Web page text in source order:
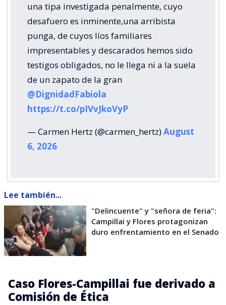
una tipa investigada penalmente, cuyo
desafuero es inminente,una arribista
punga, de cuyos líos familiares
impresentables y descarados hemos sido
testigos obligados, no le llega ni a la suela
de un zapato de la gran
@DignidadFabiola
https://t.co/pIVvJkoVyP
— Carmen Hertz (@carmen_hertz)August
6, 2026
Lee también...
"Delincuente" y "señora de feria":
Campillai y Flores protagonizan
duro enfrentamiento en el Senado
Caso Flores-Campillai fue derivado a
Comisión de Ética